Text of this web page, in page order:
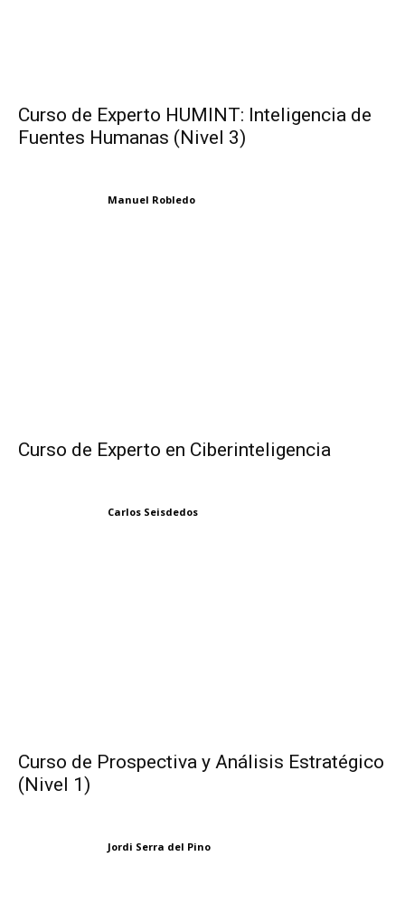
Curso de Experto HUMINT: Inteligencia de
Fuentes Humanas (Nivel 3)
Manuel Robledo
Curso de Experto en Ciberinteligencia
Carlos Seisdedos
Curso de Prospectiva y Análisis Estratégico
(Nivel 1)
Jordi Serra del Pino